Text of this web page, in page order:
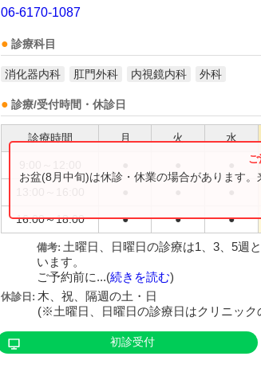
06-6170-1087
診療科目
消化器内科 肛門外科 内視鏡内科 外科
診療/受付時間・休診日
診療時間 月 火 水
16:00～18:00 ● ● ●
お盆(8月中旬)は休診・休業の場合があります
備考: 土曜日、日曜日の診療は1、3、5週
います。
ご予約前に...(続きを読む)
休診日: 木、祝、隔週の土・日
(※土曜日、日曜日の診療日はクリニッ
初診受付